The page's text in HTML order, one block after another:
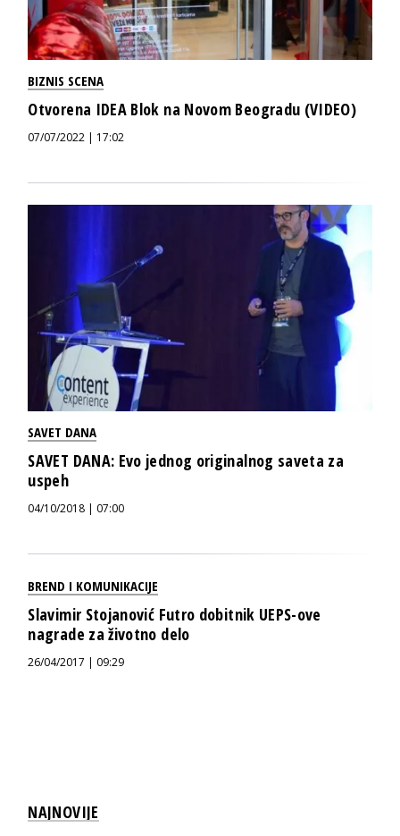
BIZNIS SCENA
Otvorena IDEA Blok na Novom Beogradu (VIDEO)
07/07/2022 | 17:02
SAVET DANA
SAVET DANA: Evo jednog originalnog saveta za
uspeh
04/10/2018 | 07:00
BREND I KOMUNIKACIJE
Slavimir Stojanović Futro dobitnik UEPS-ove
nagrade za životno delo
26/04/2017 | 09:29
NAJNOVIJE